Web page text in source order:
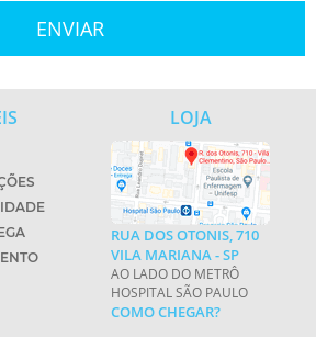
LOJA
RUA DOS OTONIS, 710
VILA MARIANA - SP
AO LADO DO METRÔ
HOSPITAL SÃO PAULO
COMO CHEGAR?